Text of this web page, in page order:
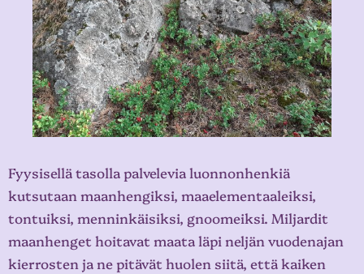
Fyysisellä tasolla palvelevia luonnonhenkiä
kutsutaan maanhengiksi, maaelementaaleiksi,
tontuiksi, menninkäisiksi, gnoomeiksi. Miljardit
maanhenget hoitavat maata läpi neljän vuodenajan
kierrosten ja ne pitävät huolen siitä, että kaiken